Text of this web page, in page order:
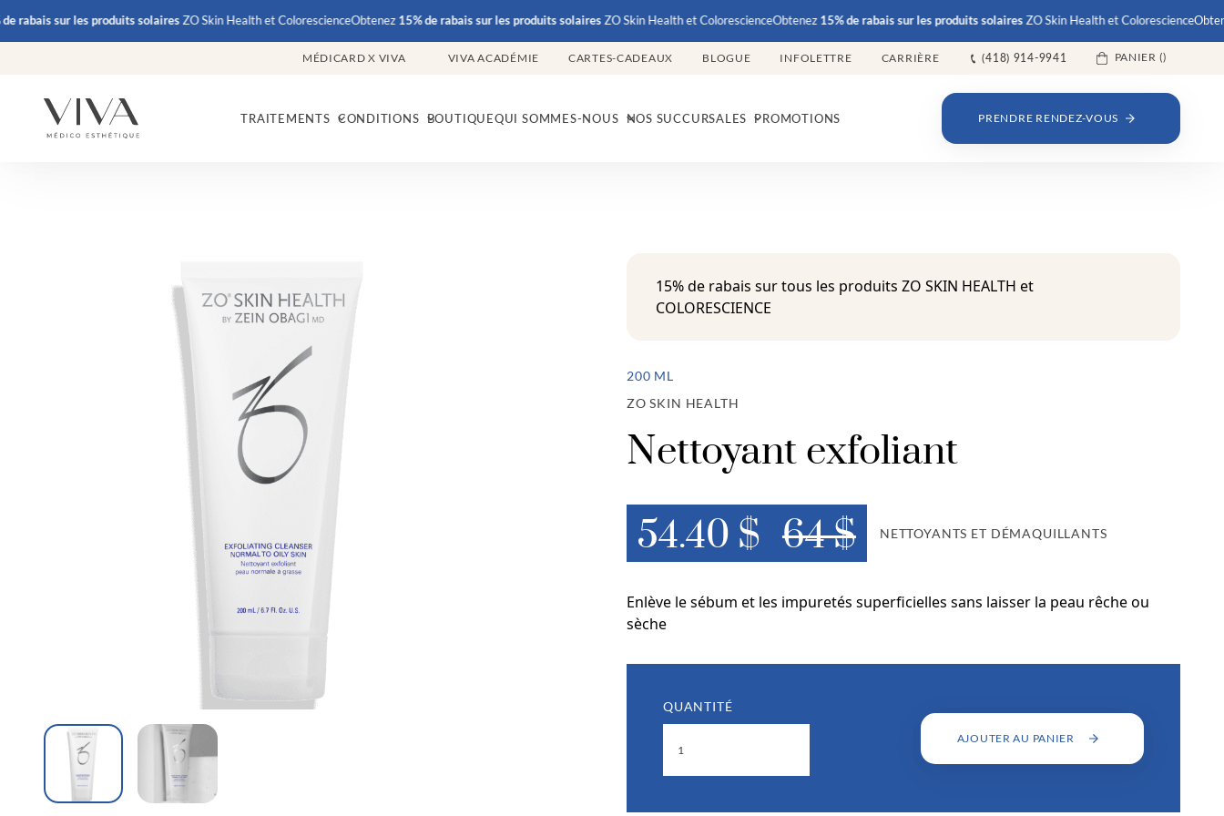
sur les produits solairesZO Skin Health et ColorescienceObtenez15% de rabais sur les produits solairesZO Skin Health et ColorescienceObtenez15% de rabais sur les produits solairesZO Skin Health et ColorescienceObtenez
MÉDICARD X VIVA VIVA ACADÉMIE CARTES-CADEAUX BLOGUE INFOLETTRE CARRIÈRE (418) 914-9941 PANIER ()
TRAITEMENTS CONDITIONS BOUTIQUEQUI SOMMES-NOUS NOS SUCCURSALES PROMOTIONS PRENDRE RENDEZ-VOUS
15% de rabais sur tous les produits ZO SKIN HEALTH et
COLORESCIENCE
200 ML
ZO SKIN HEALTH
Nettoyant exfoliant
54.40 $ 64 $ NETTOYANTS ET DÉMAQUILLANTS
Enlève le sébum et les impuretés superficielles sans laisser la peau rêche ou
sèche
QUANTITÉ
AJOUTER AU PANIER